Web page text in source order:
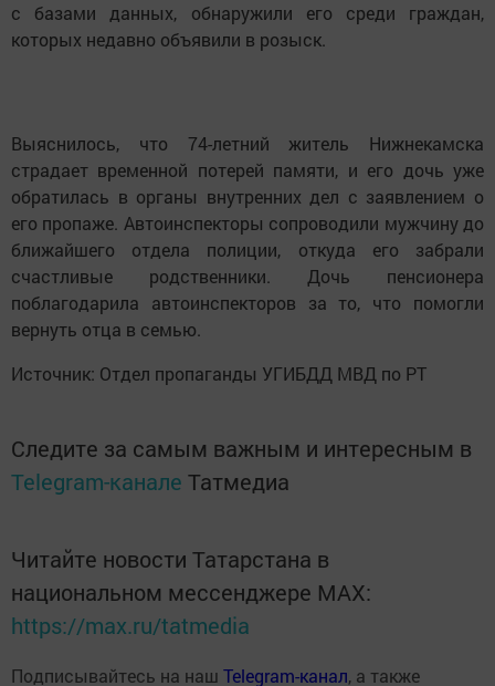
с базами данных, обнаружили его среди граждан,
которых недавно объявили в розыск.
Выяснилось, что 74-летний житель Нижнекамска
страдает временной потерей памяти, и его дочь уже
обратилась в органы внутренних дел с заявлением о
его пропаже. Автоинспекторы сопроводили мужчину до
ближайшего отдела полиции, откуда его забрали
счастливые родственники. Дочь пенсионера
поблагодарила автоинспекторов за то, что помогли
вернуть отца в семью.
Источник: Отдел пропаганды УГИБДД МВД по РТ
Следите за самым важным и интересным в
Telegram-канале Татмедиа
Читайте новости Татарстана в
национальном мессенджере MАХ:
https://max.ru/tatmedia
Подписывайтесь на наш Telegram-канал, а также